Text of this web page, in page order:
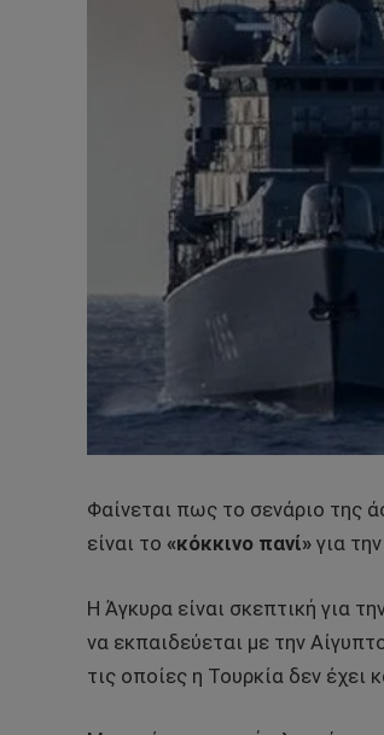
Φαίνεται πως το σενάριο της
είναι το «κόκκινο πανί» για
Η Άγκυρα είναι σκεπτική για
να εκπαιδεύεται με την
τις οποίες η Τουρκία δεν έχει